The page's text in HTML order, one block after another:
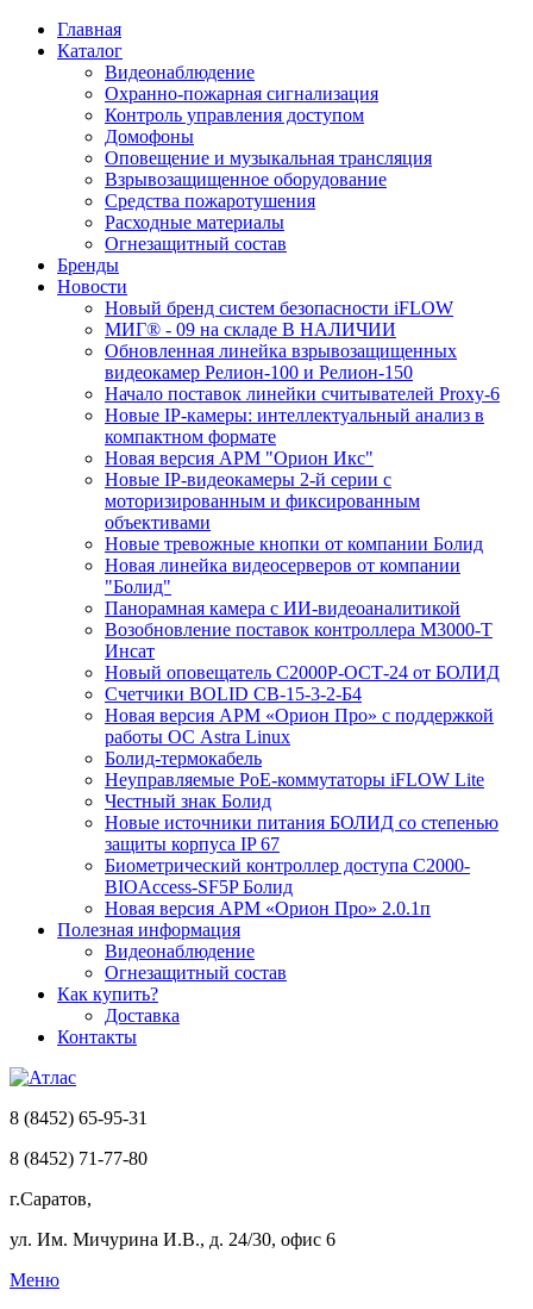
Главная
Каталог
Видеонаблюдение
Охранно-пожарная сигнализация
Контроль управления доступом
Домофоны
Оповещение и музыкальная трансляция
Взрывозащищенное оборудование
Средства пожаротушения
Расходные материалы
Огнезащитный состав
Бренды
Новости
Новый бренд систем безопасности iFLOW
МИГ® - 09 на складе В НАЛИЧИИ
Обновленная линейка взрывозащищенных
видеокамер Релион-100 и Релион-150
Начало поставок линейки считывателей Proxy-6
Новые IP-камеры: интеллектуальный анализ в
компактном формате
Новая версия АРМ "Орион Икс"
Новые IP-видеокамеры 2-й серии с
моторизированным и фиксированным
объективами
Новые тревожные кнопки от компании Болид
Новая линейка видеосерверов от компании
"Болид"
Панорамная камера с ИИ-видеоаналитикой
Возобновление поставок контроллера М3000-Т
Инсат
Новый оповещатель С2000Р-ОСТ-24 от БОЛИД
Счетчики BOLID СВ-15-3-2-Б4
Новая версия АРМ «Орион Про» с поддержкой
работы ОС Astra Linux
Болид-термокабель
Неуправляемые PoE-коммутаторы iFLOW Lite
Честный знак Болид
Новые источники питания БОЛИД со степенью
защиты корпуса IP 67
Биометрический контроллер доступа С2000-
BIOAccess-SF5P Болид
Новая версия АРМ «Орион Про» 2.0.1п
Полезная информация
Видеонаблюдение
Огнезащитный состав
Как купить?
Доставка
Контакты
8 (8452) 65-95-31
8 (8452) 71-77-80
г.Саратов,
ул. Им. Мичурина И.В., д. 24/30, офис 6
Меню